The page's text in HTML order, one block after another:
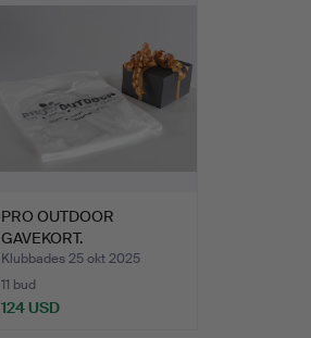
PRO OUTDOOR
GAVEKORT.
Välgörenhetsauktion …
Klubbades 25 okt 2025
11 bud
124 USD